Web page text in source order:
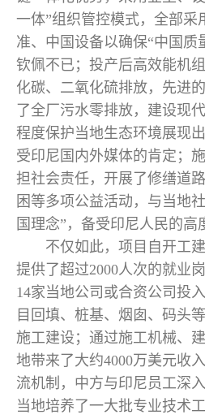
一体”组织管控模式，全部采
准、中国设备以确保“中国质
钦佩不已；投产后高效能机
化碳、二氧化硫排放，先进
了全厂污水零排放，建设现
程度保护当地生态环境展现
受印尼国内外媒体的肯定；
担社会责任，开展了修缮道
困等多项公益活动，与当地
国理念”，备受印尼人民的高
不仅如此，项目自开工建
提供了超过2000人次的就业
14家当地公司或合资公司投
目回填、桩基、烟囱、码头
施工建设；通过施工机械、
地带来了大约4000万美元收
流机制，中方与印尼员工深
当地培养了一大批专业技术